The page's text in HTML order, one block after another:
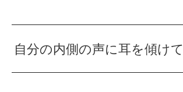
自分の内側の声に耳を傾けて